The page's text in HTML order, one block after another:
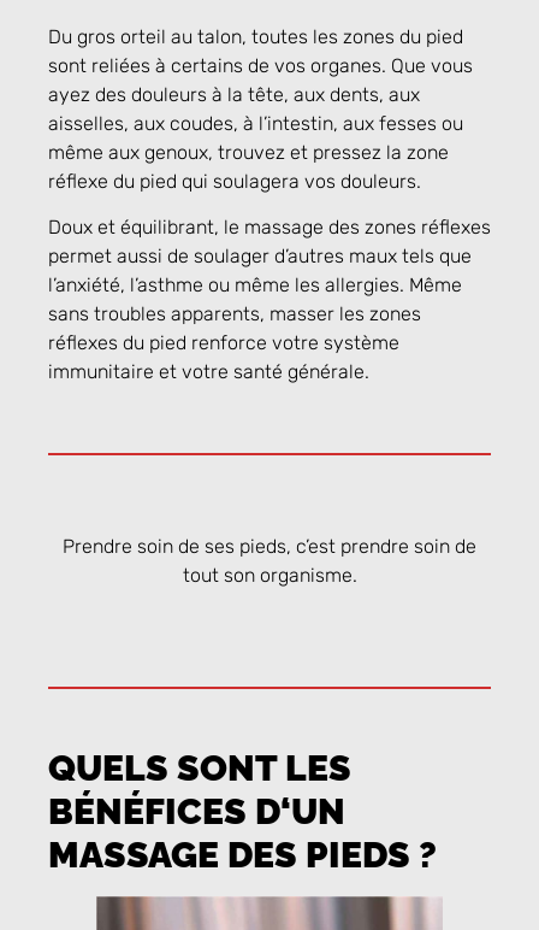
Du gros orteil au talon, toutes les zones du pied
sont reliées à certains de vos organes. Que vous
ayez des douleurs à la tête, aux dents, aux
aisselles, aux coudes, à l’intestin, aux fesses ou
même aux genoux, trouvez et pressez la zone
réflexe du pied qui soulagera vos douleurs.
Doux et équilibrant, le massage des zones réflexes
permet aussi de soulager d’autres maux tels que
l’anxiété, l’asthme ou même les allergies. Même
sans troubles apparents, masser les zones
réflexes du pied renforce votre système
immunitaire et votre santé générale.
Prendre soin de ses pieds, c’est prendre soin de
tout son organisme.
QUELS SONT LES
BÉNÉFICES D‘UN
MASSAGE DES PIEDS ?